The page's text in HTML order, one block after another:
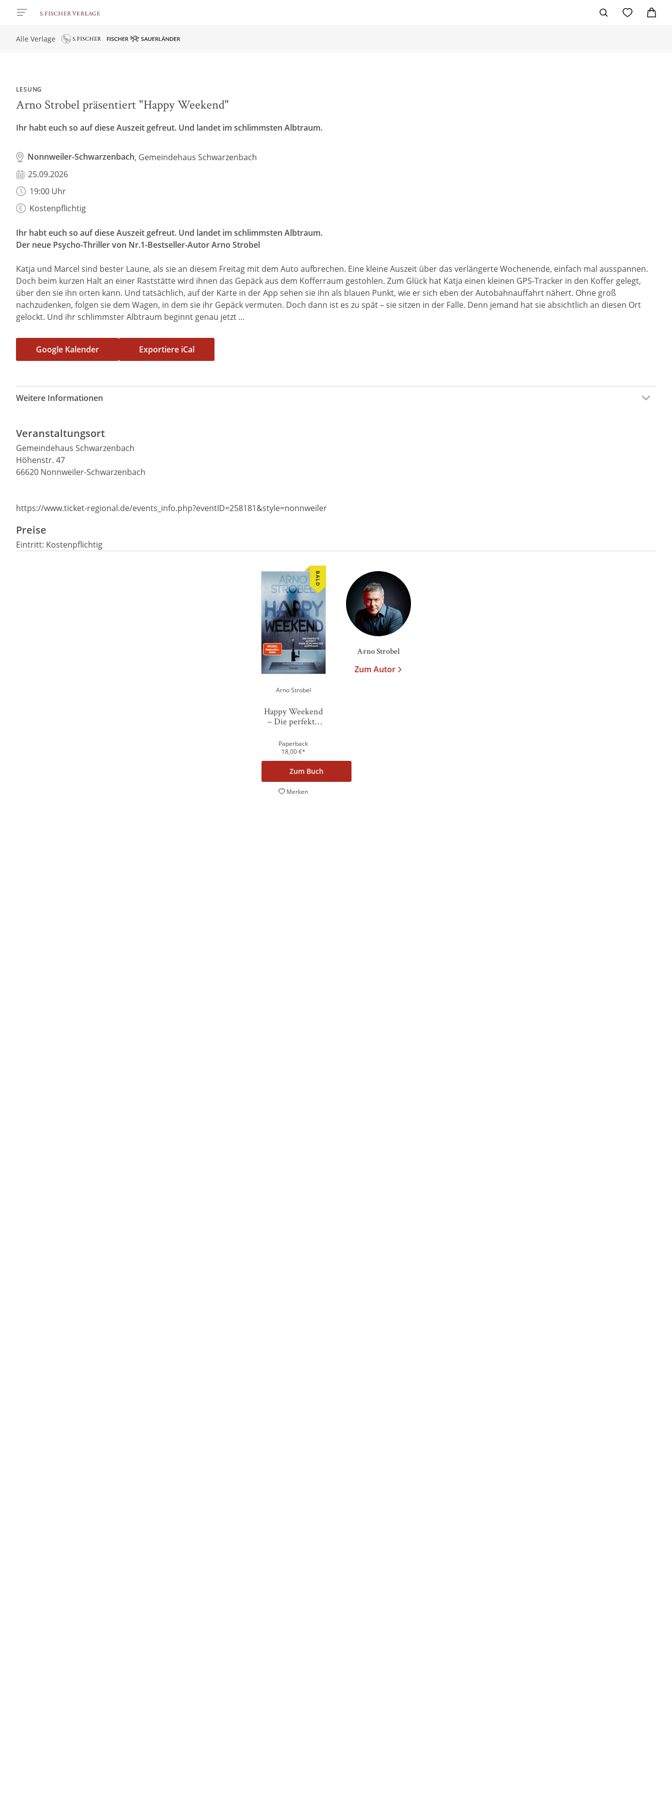
Alle Verlage
LESUNG
Arno Strobel präsentiert "Happy Weekend"
Ihr habt euch so auf diese Auszeit gefreut. Und landet im schlimmsten Albtraum.
Nonnweiler-Schwarzenbach, Gemeindehaus Schwarzenbach
25.09.2026
19:00 Uhr
Kostenpflichtig
Ihr habt euch so auf diese Auszeit gefreut. Und landet im schlimmsten Albtraum.
Der neue Psycho-Thriller von Nr.1-Bestseller-Autor Arno Strobel
Katja und Marcel sind bester Laune, als sie an diesem Freitag mit dem Auto aufbrechen. Eine kleine Auszeit über das verlängerte Wochenende, einfach mal ausspannen.
Doch beim kurzen Halt an einer Raststätte wird ihnen das Gepäck aus dem Kofferraum gestohlen. Zum Glück hat Katja einen kleinen GPS-Tracker in den Koffer gelegt,
über den sie ihn orten kann. Und tatsächlich, auf der Karte in der App sehen sie ihn als blauen Punkt, wie er sich eben der Autobahnauffahrt nähert. Ohne groß
nachzudenken, folgen sie dem Wagen, in dem sie ihr Gepäck vermuten. Doch dann ist es zu spät – sie sitzen in der Falle. Denn jemand hat sie absichtlich an diesen Ort
gelockt. Und ihr schlimmster Albtraum beginnt genau jetzt ...
Google Kalender Exportiere iCal
Weitere Informationen
Veranstaltungsort
Gemeindehaus Schwarzenbach
Höhenstr. 47
66620 Nonnweiler-Schwarzenbach
https://www.ticket-regional.de/events_info.php?eventID=258181&style=nonnweiler
Preise
Eintritt: Kostenpflichtig
We need your consent to load
the Google Maps service!
This content is not permitted to load due to
trackers that are not disclosed to the visitor. The
website owner needs to setup the site with their
CMP to add this content to the list of
technologies used.
Powered by
BALD
Arno Strobel
Happy Weekend
– Die perfekte
Paperback
18,00€*
Zum Buch
Merken
Arno Strobel
Zum Autor